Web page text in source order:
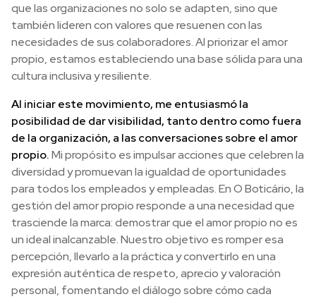
que las organizaciones no solo se adapten, sino que
también lideren con valores que resuenen con las
necesidades de sus colaboradores. Al priorizar el amor
propio, estamos estableciendo una base sólida para una
cultura inclusiva y resiliente.
Al iniciar este movimiento, me entusiasmó la
posibilidad de dar visibilidad, tanto dentro como fuera
de la organización, a las conversaciones sobre el amor
propio.Mi propósito es impulsar acciones que celebren la
diversidad y promuevan la igualdad de oportunidades
para todos los empleados y empleadas. En O Boticário, la
gestión del amor propio responde a una necesidad que
trasciende la marca: demostrar que el amor propio no es
un ideal inalcanzable. Nuestro objetivo es romper esa
percepción, llevarlo a la práctica y convertirlo en una
expresión auténtica de respeto, aprecio y valoración
personal, fomentando el diálogo sobre cómo cada